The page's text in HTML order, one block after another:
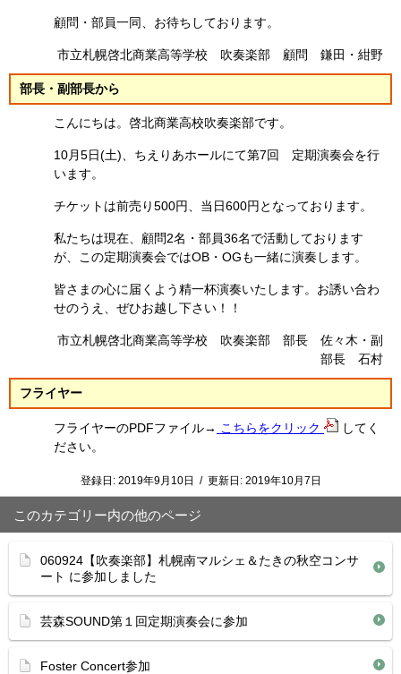
顧問・部員一同、お待ちしております。
市立札幌啓北商業高等学校 吹奏楽部 顧問 鎌田・紺野
部長・副部長から
こんにちは。啓北商業高校吹奏楽部です。
10月5日(土)、ちえりあホールにて第7回 定期演奏会を行
います。
チケットは前売り500円、当日600円となっております。
私たちは現在、顧問2名・部員36名で活動しております
が、この定期演奏会ではOB・OGも一緒に演奏します。
皆さまの心に届くよう精一杯演奏いたします。お誘い合わ
せのうえ、ぜひお越し下さい！！
市立札幌啓北商業高等学校 吹奏楽部 部長 佐々木・副
部長 石村
フライヤー
フライヤーのPDFファイル→ こちらをクリック
してく
ださい。
登録日: 2019年9月10日 / 更新日: 2019年10月7日
このカテゴリー内の他のページ
060924【吹奏楽部】札幌南マルシェ＆たきの秋空コンサ
ート に参加しました
芸森SOUND第１回定期演奏会に参加
Foster Concert参加